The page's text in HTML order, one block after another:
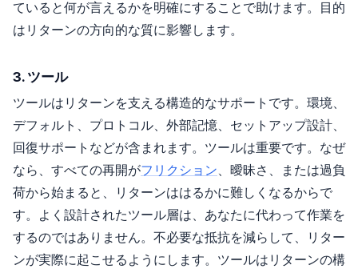
ていると何が言えるかを明確にすることで助けます。目的
はリターンの方向的な質に影響します。
3. ツール
ツールはリターンを支える構造的なサポートです。環境、
デフォルト、プロトコル、外部記憶、セットアップ設計、
回復サポートなどが含まれます。ツールは重要です。なぜ
なら、すべての再開がフリクション、曖昧さ、または過負
荷から始まると、リターンははるかに難しくなるからで
す。よく設計されたツール層は、あなたに代わって作業を
するのではありません。不必要な抵抗を減らして、リター
ンが実際に起こせるようにします。ツールはリターンの構